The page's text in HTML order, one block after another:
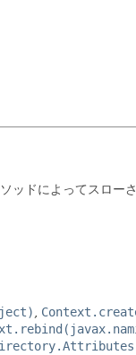
ッドによってスローさ